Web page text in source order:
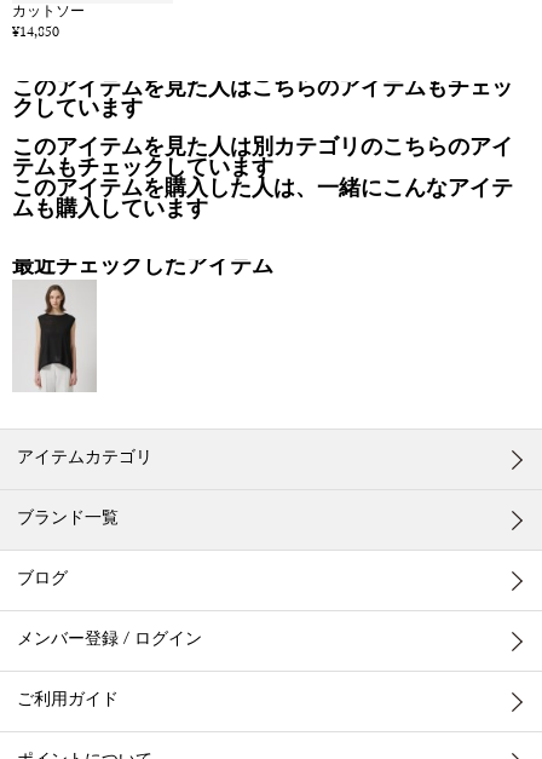
カットソー
¥14,850
このアイテムを見た人はこちらのアイテムもチェッ
クしています
このアイテムを見た人は別カテゴリのこちらのアイ
テムもチェックしています
このアイテムを購入した人は、一緒にこんなアイテ
ムも購入しています
最近チェックしたアイテム
アイテムカテゴリ
ブランド一覧
ブログ
メンバー登録 / ログイン
ご利用ガイド